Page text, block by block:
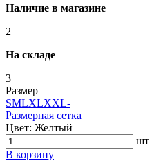
Наличие в магазине
2
На складе
3
Размер
SMLXLXXL-
Размерная сетка
Цвет: Желтый
шт
В корзину